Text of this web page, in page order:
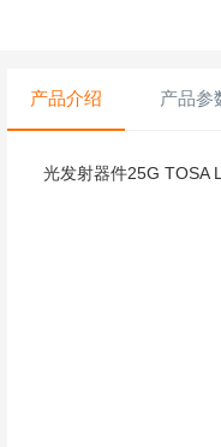
产品介绍 产品参
光发射器件25G TOSA